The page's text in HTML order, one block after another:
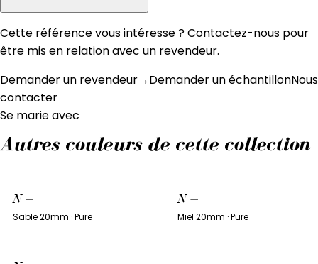
Cette référence vous intéresse ? Contactez-nous pour
être mis en relation avec un revendeur.
Demander un revendeur→Demander un échantillonNous
contacter
Se marie avec
Autres couleurs de cette collection
N —
Sable 20mm · Pure
N —
Miel 20mm · Pure